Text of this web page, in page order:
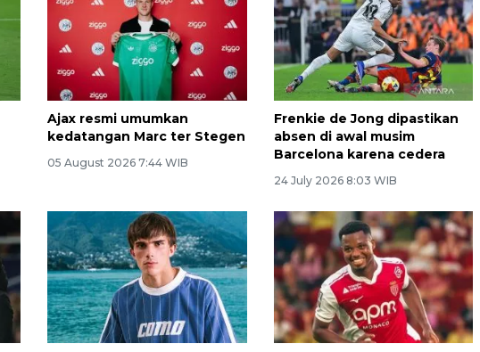
Ajax resmi umumkan
kedatangan Marc ter Stegen
05 August 2026 7:44 WIB
Frenkie de Jong dipastikan
absen di awal musim
Barcelona karena cedera
24 July 2026 8:03 WIB